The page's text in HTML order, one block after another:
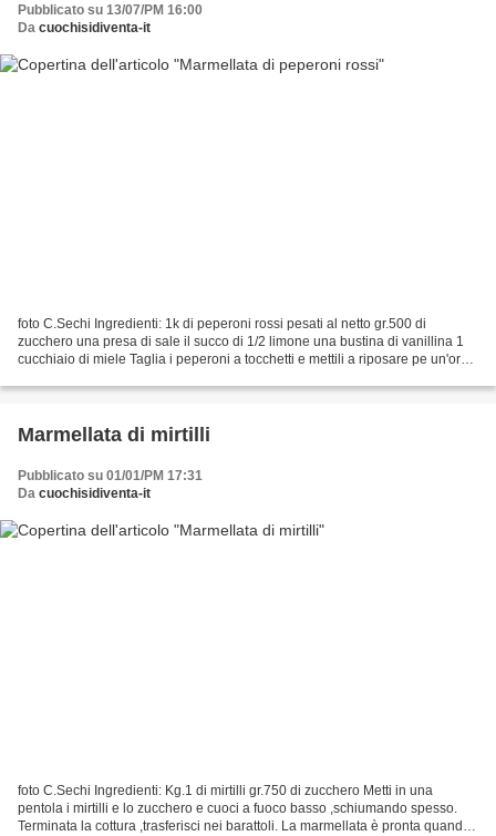
Pubblicato su 13/07/PM 16:00
Da cuochisidiventa-it
foto C.Sechi Ingredienti: 1k di peperoni rossi pesati al netto gr.500 di
zucchero una presa di sale il succo di 1/2 limone una bustina di vanillina 1
cucchiaio di miele Taglia i peperoni a tocchetti e mettili a riposare pe un'ora
Marmellata di mirtilli
Pubblicato su 01/01/PM 17:31
Da cuochisidiventa-it
foto C.Sechi Ingredienti: Kg.1 di mirtilli gr.750 di zucchero Metti in una
pentola i mirtilli e lo zucchero e cuoci a fuoco basso ,schiumando spesso.
Terminata la cottura ,trasferisci nei barattoli. La marmellata è pronta quando,